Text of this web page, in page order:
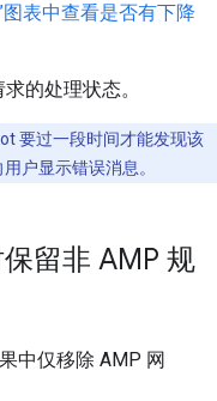
表中查看是否有下降
的处理状态。
要过一段时间才能发现该
户显示错误消息。
留非 AMP 规
中仅移除 AMP 网